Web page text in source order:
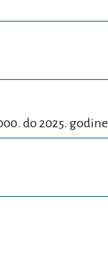
do 2025. godine